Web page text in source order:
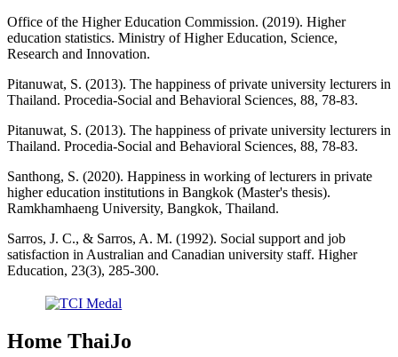
Office of the Higher Education Commission. (2019). Higher
education statistics. Ministry of Higher Education, Science,
Research and Innovation.
Pitanuwat, S. (2013). The happiness of private university lecturers in
Thailand. Procedia-Social and Behavioral Sciences, 88, 78-83.
Pitanuwat, S. (2013). The happiness of private university lecturers in
Thailand. Procedia-Social and Behavioral Sciences, 88, 78-83.
Santhong, S. (2020). Happiness in working of lecturers in private
higher education institutions in Bangkok (Master's thesis).
Ramkhamhaeng University, Bangkok, Thailand.
Sarros, J. C., & Sarros, A. M. (1992). Social support and job
satisfaction in Australian and Canadian university staff. Higher
Education, 23(3), 285-300.
Home ThaiJo